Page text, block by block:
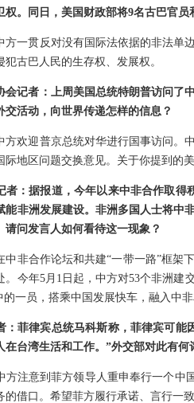
权。同日，美国财政部将9名古巴官
方一贯反对没有国际法依据的非法单
犯古巴人民的生存权、发展权。
会记者：上周美国总统特朗普访问了
交活动，向世界传递怎样的信息？
方欢迎普京总统对华进行国事访问。
际地区问题交换意见。关于你提到的
者：据报道，今年以来中非合作取得
能非洲发展建设。非洲多国人士将中
请问发言人如何看待这一现象？
中非合作论坛和共建“一带一路”框架
。今年5月1日起，中方对53个非洲
的一员，搭乘中国发展快车，融入中
：菲律宾总统马科斯称，菲律宾可能
在台湾生活和工作。”外交部对此有何
方注意到菲方领导人重申奉行一个中
的借口。希望菲方履行承诺、言行一